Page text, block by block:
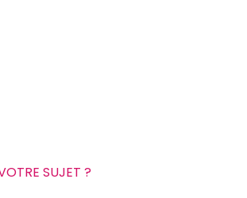
SUJET ?